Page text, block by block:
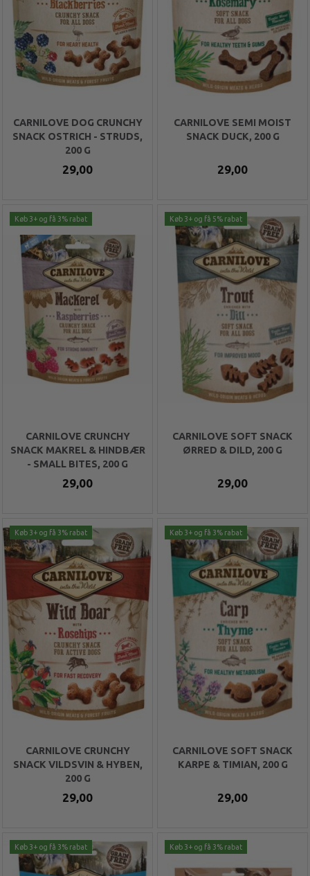
CARNILOVE DOG CRUNCHY
SNACK OSTRICH - STRUDS,
200 G
29,00
CARNILOVE SEMI MOIST
SNACK DUCK, 200 G
29,00
Køb 3+ og få 3% rabat
CARNILOVE CRUNCHY
SNACK MAKREL & HINDBÆR
- SMALL BITES, 200 G
29,00
Køb 3+ og få 5% rabat
CARNILOVE SOFT SNACK
ØRRED & DILD, 200 G
29,00
Køb 3+ og få 3% rabat
CARNILOVE CRUNCHY
SNACK VILDSVIN & HYBEN,
200 G
29,00
Køb 3+ og få 3% rabat
CARNILOVE SOFT SNACK
KARPE & TIMIAN, 200 G
29,00
Køb 3+ og få 3% rabat Køb 3+ og få 3% rabat